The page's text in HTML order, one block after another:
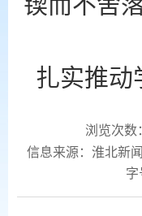
扎实推动
浏览次数：
信息来源：淮北新
字